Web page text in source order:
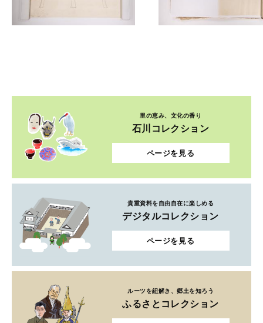
里の恵み、文化の香り
石川コレクション
ページを見る
貴重資料を自由自在に楽しめる
デジタルコレクション
ページを見る
ルーツを紐解き、郷土を知ろう
ふるさとコレクション